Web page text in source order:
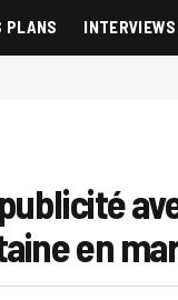
PLANS INTERVIEWS
en